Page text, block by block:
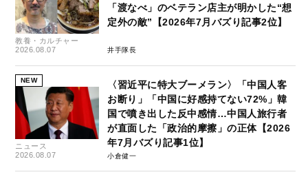
教養・カルチャー
2026.08.07
「渡なべ」のベテラン店主が明かした“想
定外の敵”【2026年7月バズり記事2位】
井手隊長
NEW
ニュース
2026.08.07
〈習近平に特大ブーメラン〉「中国人客
お断り」「中国に好感持てない72%」韓
国で噴き出した反中感情…中国人旅行者
が直面した「政治的摩擦」の正体【2026
年7月バズり記事1位】
小倉健一